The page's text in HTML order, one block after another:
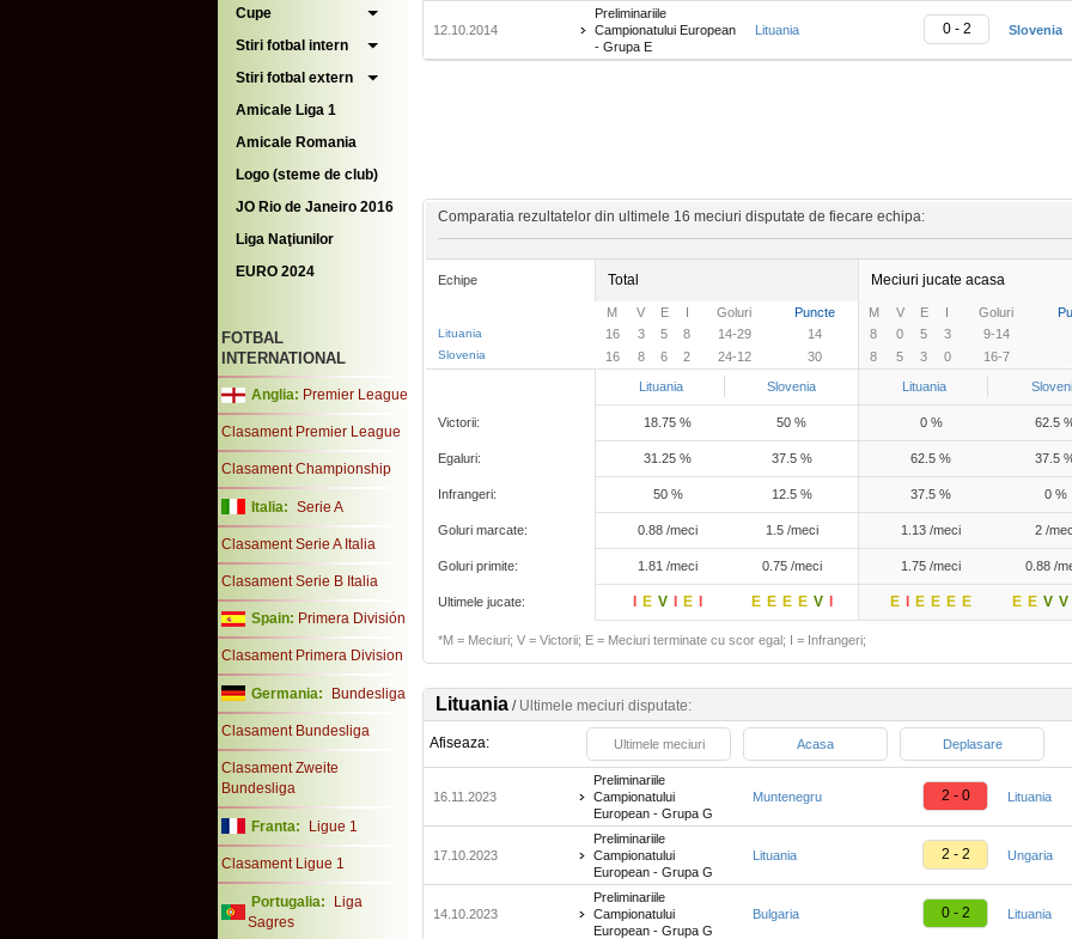
Cupe
Stiri fotbal intern
Stiri fotbal extern
Amicale Liga 1
Amicale Romania
Logo (steme de club)
JO Rio de Janeiro 2016
Liga Naţiunilor
EURO 2024
FOTBAL
INTERNATIONAL
Anglia: Premier League
Clasament Premier League
Clasament Championship
Italia: Serie A
Clasament Serie A Italia
Clasament Serie B Italia
Spain: Primera División
Clasament Primera Division
Germania: Bundesliga
Clasament Bundesliga
Clasament Zweite
Bundesliga
Franta: Ligue 1
Clasament Ligue 1
Portugalia:
Liga
Sagres
12.10.2014
Preliminariile
Campionatului European
- Grupa E
Lituania 0 - 2 Slovenia
Comparatia rezultatelor din ultimele 16 meciuri disputate de fiecare echipa:
Echipe Total Meciuri jucate acasa
M V E I Goluri Puncte M V E I Goluri
Lituania 16 3 5 8 14-29 14 8 0 5 3 9-14
Slovenia 16 8 6 2 24-12 30 8 5 3 0 16-7
Lituania Slovenia Lituania
Victorii: 18.75 % 50 % 0 % 62.5
Egaluri: 31.25 % 37.5 % 62.5 % 37.5
Infrangeri: 50 % 12.5 % 37.5 % 0 %
Goluri marcate: 0.88 /meci 1.5 /meci 1.13 /meci 2 /
Goluri primite: 1.81 /meci 0.75 /meci 1.75 /meci 0.88 /
Ultimele jucate: E V E E E E E V E E E E E E E V V
*M = Meciuri; V = Victorii; E = Meciuri terminate cu scor egal; I = Infrangeri;
Lituania / Ultimele meciuri disputate:
Afiseaza: Ultimele meciuri Acasa Deplasare
16.11.2023
Preliminariile
Campionatului
European - Grupa G
Muntenegru 2 - 0 Lituania
17.10.2023
Preliminariile
Campionatului
European - Grupa G
Lituania 2 - 2 Ungaria
14.10.2023
Preliminariile
Campionatului
European - Grupa G
Bulgaria 0 - 2 Lituania